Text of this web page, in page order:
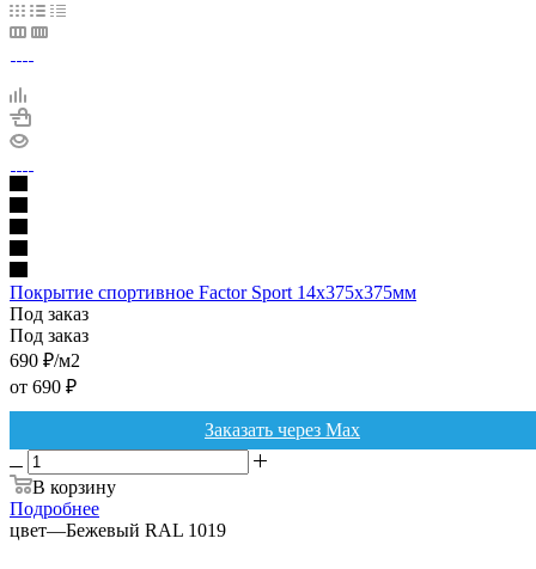
Покрытие спортивное Factor Sport 14х375х375мм
Под заказ
Под заказ
690 ₽/м2
от 690 ₽
Заказать через Max
В корзину
Подробнее
цвет—Бежевый RAL 1019